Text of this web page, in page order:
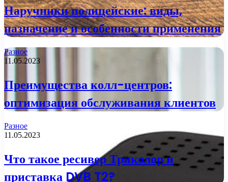
Наручники полицейские: виды,
назначение и особенности применения
Разное
11.05.2023
Преимущества колл-центров:
оптимизация обслуживания клиентов
Разное
11.05.2023
Что такое ресивер Триколор и
приставка DVB T2?